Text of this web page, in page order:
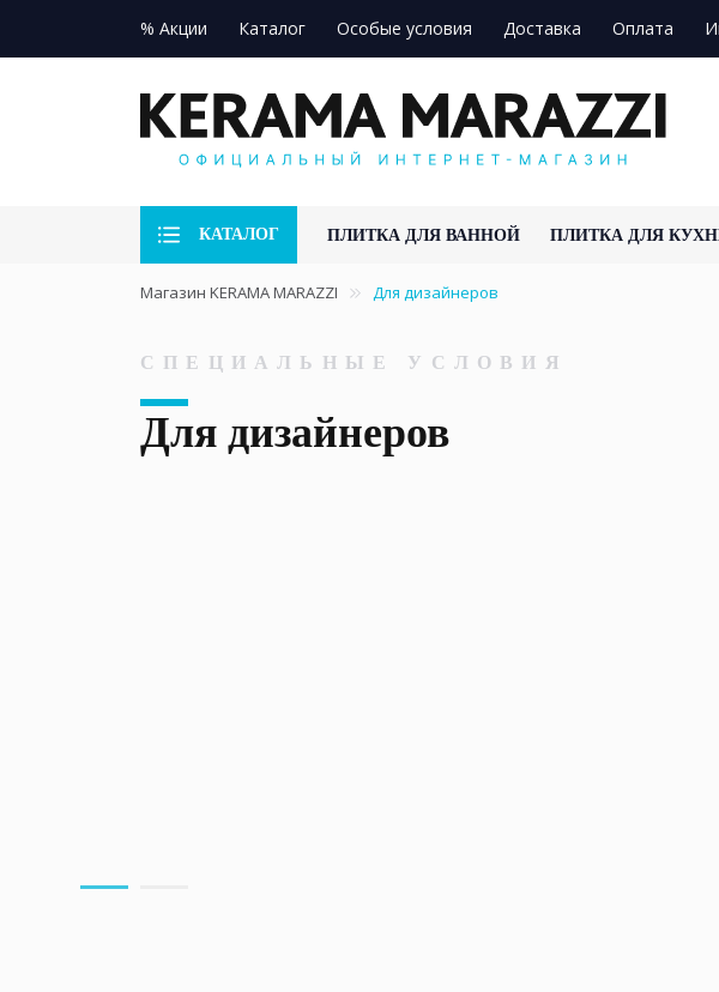
% Акции Каталог Особые условия Доставка Оплата
КАТАЛОГ ПЛИТКА ДЛЯ ВАННОЙ ПЛИТКА ДЛЯ
Магазин KERAMA MARAZZI Для дизайнеров
СПЕЦИАЛЬНЫЕ УСЛОВИЯ
Для дизайнеров